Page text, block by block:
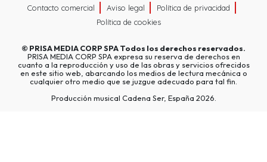
Contacto comercial Aviso legal
Política de privacidad
Política de cookies
© PRISA MEDIA CORP SPATodos los derechos reservados.
PRISA MEDIA CORP SPA expresa su reserva de derechos en
cuanto a la reproducción y uso de las obras y servicios ofrecidos
en este sitio web, abarcando los medios de lectura mecánica o
cualquier otro medio que se juzgue adecuado para tal fin.
Producción musical Cadena Ser, España 2026.